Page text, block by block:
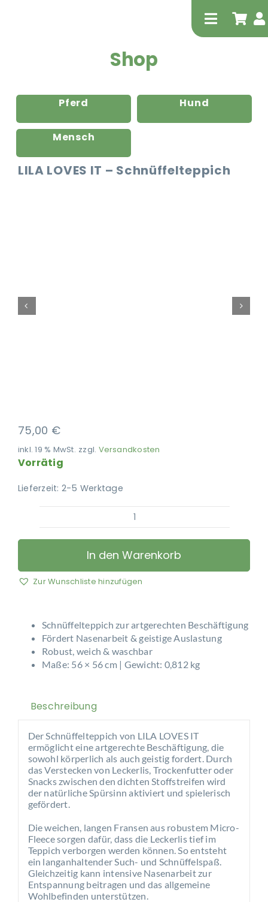
Toggle
Shop
Pferd Hund
Mensch
LILA LOVES IT – Schnüffelteppich
75,00 €
inkl. 19 % MwSt. zzgl. Versandkosten
Vorrätig
Lieferzeit: 2-5 Werktage
LILA
LOVES
IT
Schnüffelteppich
In den Warenkorb
Zur Wunschliste hinzufügen
Schnüffelteppich zur artgerechten Beschäftigung
Fördert Nasenarbeit & geistige Auslastung
Robust, weich & waschbar
Maße: 56 × 56 cm | Gewicht: 0,812 kg
Beschreibung
Der Schnüffelteppich von LILA LOVES IT
ermöglicht eine artgerechte Beschäftigung, die
sowohl körperlich als auch geistig fordert. Durch
das Verstecken von Leckerlis, Trockenfutter oder
Snacks zwischen den dichten Stoffstreifen wird
der natürliche Spürsinn aktiviert und spielerisch
gefördert.
Die weichen, langen Fransen aus robustem Micro-
Fleece sorgen dafür, dass die Leckerlis tief im
Teppich verborgen werden können. So entsteht
ein langanhaltender Such- und Schnüffelspaß.
Gleichzeitig kann intensive Nasenarbeit zur
Entspannung beitragen und das allgemeine
Wohlbefinden unterstützen.